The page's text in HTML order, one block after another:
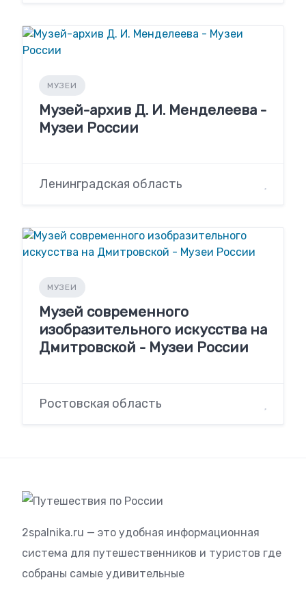
МУЗЕИ
Музей-архив Д. И. Менделеева -
Музеи России
Ленинградская область
МУЗЕИ
Музей современного
изобразительного искусства на
Дмитровской - Музеи России
Ростовская область
2spalnika.ru — это удобная информационная
система для путешественников и туристов где
собраны самые удивительные